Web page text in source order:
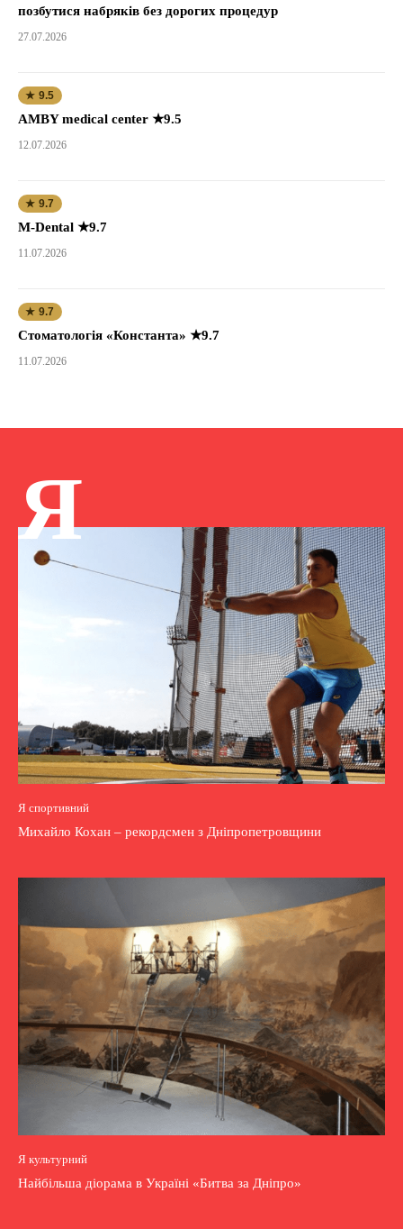
позбутися набряків без дорогих процедур
27.07.2026
★ 9.5
AMBY medical center ★9.5
12.07.2026
★ 9.7
M-Dental ★9.7
11.07.2026
★ 9.7
Стоматологія «Константа» ★9.7
11.07.2026
Я
Я спортивний
Михайло Кохан – рекордсмен з Дніпропетровщини
Я культурний
Найбільша діорама в Україні «Битва за Дніпро»